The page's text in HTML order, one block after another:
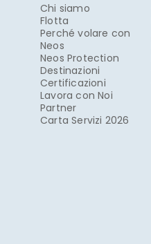
Chi siamo
Flotta
Perché volare con
Neos
Neos Protection
Destinazioni
Certificazioni
Lavora con Noi
Partner
Carta Servizi 2026